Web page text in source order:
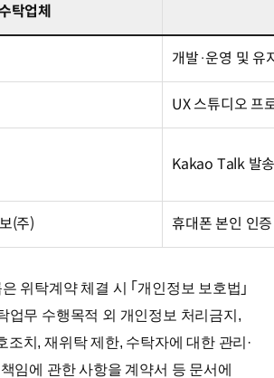
탁업체
개발·운영 및 유
UX 스튜디오 프
Kakao Talk 발
(주) 휴대폰 본인 인증
위탁계약 체결 시 ｢개인정보 보호법｣
업무 수행목적 외 개인정보 처리금지,
조치, 재위탁 제한, 수탁자에 대한 관리·
임에 관한 사항을 계약서 등 문서에